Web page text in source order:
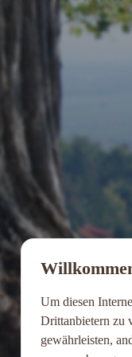
Um diesen
Drittanbietern zu
gewährleisten,